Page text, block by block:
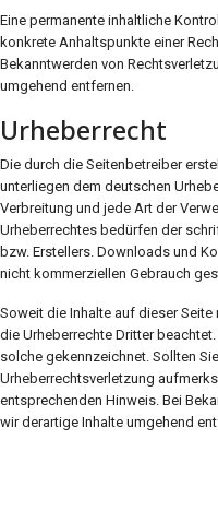
Eine permanente inhaltliche
konkrete Anhaltspunkte einer
Bekanntwerden von
umgehend entfernen.
Urheberrecht
Die durch die Seitenbetreiber
unterliegen dem deutschen
Verbreitung und jede Art der
Urheberrechtes bedürfen der
bzw. Erstellers. Downloads und
nicht kommerziellen Gebrauch
Soweit die Inhalte auf dieser
die Urheberrechte Dritter
solche gekennzeichnet. Sollten
Urheberrechtsverletzung
entsprechenden Hinweis. Bei
wir derartige Inhalte umgehend